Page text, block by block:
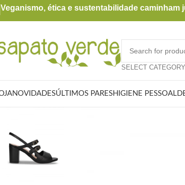
Veganismo, ética e sustentabilidade caminham
SELECT CATEGORY
NOVIDADESÚLTIMOS PARESHIGIENE PESSOAL